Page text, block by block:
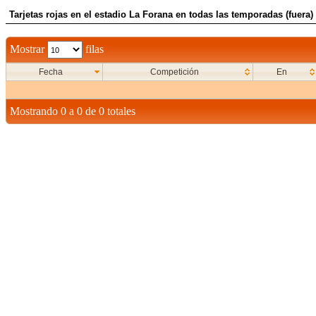
Tarjetas rojas en el estadio La Forana en todas las temporadas (fuera)
Mostrar filas
Fecha Competición En
Mostrando 0 a 0 de 0 totales